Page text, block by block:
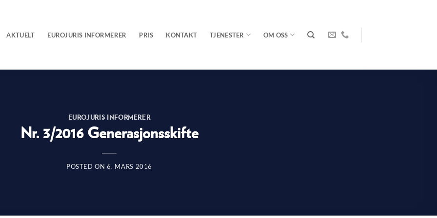
AKTUELT EUROJURIS INFORMERER PRIS KONTAKT TJENESTER OM OSS
EUROJURIS INFORMERER
Nr. 3/2016 Generasjonsskifte
POSTED ON6. MARS 2016